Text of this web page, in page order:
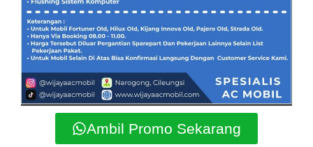
Ambil Promo Sekarang